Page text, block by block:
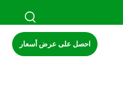
احصل على عرض أسعار